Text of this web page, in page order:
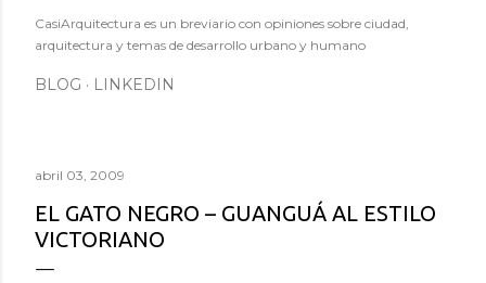
CasiArquitectura es un breviario con opiniones sobre ciudad,
arquitectura y temas de desarrollo urbano y humano
BLOG LINKEDIN
abril 03, 2009
EL GATO NEGRO – GUANGUÁ AL ESTILO
VICTORIANO